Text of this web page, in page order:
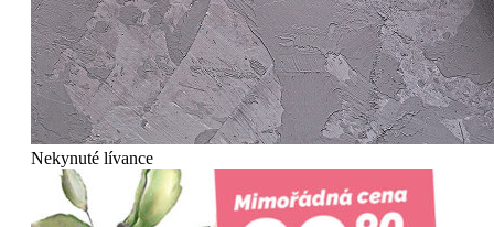
Nekynuté lívance